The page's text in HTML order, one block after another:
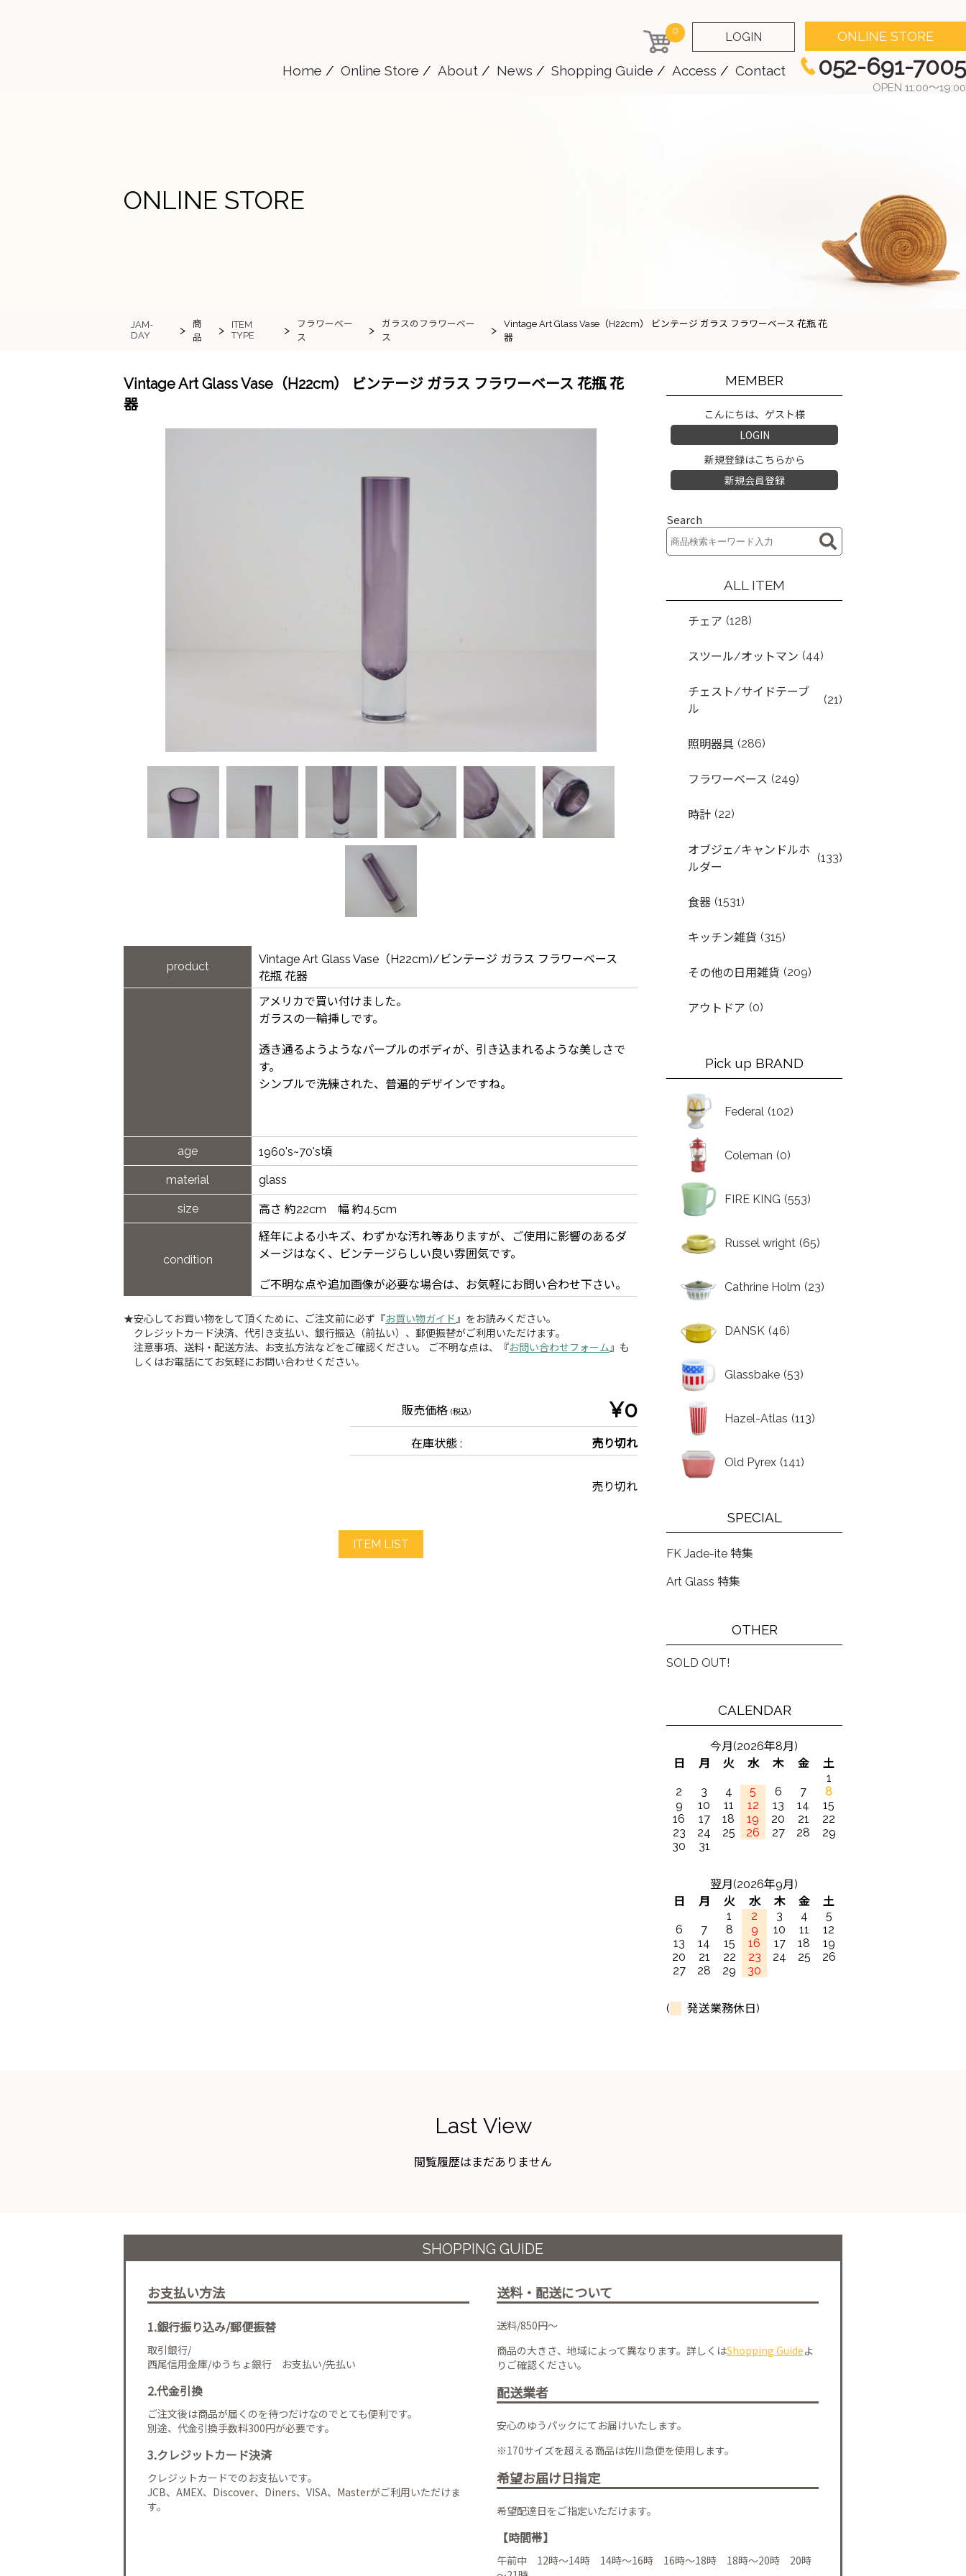
0 LOGIN ONLINE STORE
Home Online Store About News Shopping Guide Access Contact 052-691-7005
OPEN 11:00～19:00
ONLINE STORE
JAM-
DAY
>
商
品
>
ITEM
TYPE
>
フラワーベー
ス
>
ガラスのフラワーベー
ス
>
Vintage Art Glass Vase（H22cm） ビンテージ ガラス フラワーベース 花瓶 花
器
Vintage Art Glass Vase（H22cm） ビンテージ ガラス フラワーベース 花瓶 花
器
product
Vintage Art Glass Vase（H22cm)/ビンテージ ガラス フラワーベース
花瓶 花器
アメリカで買い付けました。
ガラスの一輪挿しです。
透き通るようようなパープルのボディが、引き込まれるような美しさで
す。
シンプルで洗練された、普遍的デザインですね。
age 1960's~70's頃
material glass
size 高さ 約22cm 幅 約4.5cm
condition
経年による小キズ、わずかな汚れ等ありますが、ご使用に影響のあるダ
メージはなく、ビンテージらしい良い雰囲気です。
ご不明な点や追加画像が必要な場合は、お気軽にお問い合わせ下さい。
★安心してお買い物をして頂くために、ご注文前に必ず『お買い物ガイド 』をお読みください。
クレジットカード決済、代引き支払い、銀行振込（前払い）、郵便振替がご利用いただけます。
注意事項、送料・配送方法、お支払方法などをご確認ください。 ご不明な点は、『お問い合わせフォーム 』も
しくはお電話にてお気軽にお問い合わせください。
販売価格(税込) ¥0
在庫状態 : 売り切れ
売り切れ
ITEM LIST
MEMBER
こんにちは、ゲスト様
LOGIN
新規登録はこちらから
新規会員登録
Search
ALL ITEM
チェア (128)
スツール/オットマン (44)
チェスト/サイドテーブ
ル
(21)
照明器具 (286)
フラワーベース (249)
時計 (22)
オブジェ/キャンドルホ
ルダー
(133)
食器 (1531)
キッチン雑貨 (315)
その他の日用雑貨 (209)
アウトドア (0)
Pick up BRAND
Federal (102)
Coleman (0)
FIRE KING (553)
Russel wright (65)
Cathrine Holm (23)
DANSK (46)
Glassbake (53)
Hazel-Atlas (113)
Old Pyrex (141)
SPECIAL
FK Jade-ite 特集
Art Glass 特集
OTHER
SOLD OUT!
CALENDAR
今月(2026年8月)
日
月 火 水 木 金
土
1
2
3 4 5 6 7
8
9
10 11 12 13 14
15
16
17 18 19 20 21
22
23
24 25 26 27 28
29
30
31
翌月(2026年9月)
日
月 火 水 木 金
土
1
2 3 4
5
6
7 8 9 10 11
12
13
14 15 16 17 18
19
20
21 22 23 24 25
26
27
28 29 30
( 発送業務休日)
Last View
閲覧履歴はまだありません
SHOPPING GUIDE
お支払い方法
1.銀行振り込み/郵便振替
取引銀行/
西尾信用金庫/ゆうちょ銀行 お支払い/先払い
2.代金引換
ご注文後は商品が届くのを待つだけなのでとても便利です。
別途、代金引換手数料300円が必要です。
3.クレジットカード決済
クレジットカードでのお支払いです。
JCB、AMEX、Discover、Diners、VISA、Masterがご利用いただけま
す。
送料・配送について
送料/850円～
商品の大きさ、地域によって異なります。詳しくはShopping Guideよ
りご確認ください。
配送業者
安心のゆうパックにてお届けいたします。
※170サイズを超える商品は佐川急便を使用します。
希望お届け日指定
希望配達日をご指定いただけます。
【時間帯】
午前中 12時～14時 14時～16時 16時～18時 18時～20時 20時